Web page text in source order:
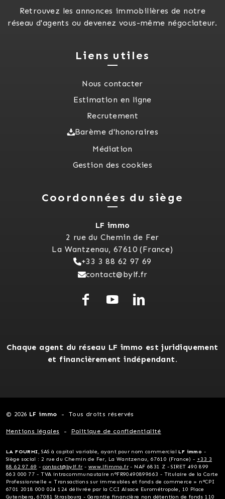
Retrouvez les annonces immobilières de notre
réseau d'agents ou devenez vous-même négociateur.
Liens utiles
Nous contacter
Estimation en ligne
Recrutement
Barème d'honoraires
Médiation
Gestion des cookies
Coordonnées du siège
LF immo
2 rue du Chemin de Fer
La Wantzenau, 67610 (France)
+33 3 88 62 97 69
contact@bylf.fr
Chaque agent du réseau LF immo est juridiquement
et financièrement indépendant.
© 2026 LF immo Tous droits réservés
Mentions légales Politique de confidentialité
LA FOURMI, SAS à capital variable, ayant pour nom commercialLF immo -
Siège social : 2 rue du Chemin de Fer, La Wantzenau, 67610 (France) - +33 3
88 62 97 69 - contact@bylf.fr- www.lfimmo.fr- NAF 6831 Z - SIRET 490 899
663 000 77 - TVA intracommunautaire n°FR90490899663 - Titulaire de la Carte
Professionnelle « Transactions sur immeubles et fonds de commerce » n°CPI
6701 2018 000 024 124 délivrée par la CCI Alsace Eurométropole, 10 Place
Gutenberg, 67081 Strasbourg - Garantie financière non détention de fonds 110